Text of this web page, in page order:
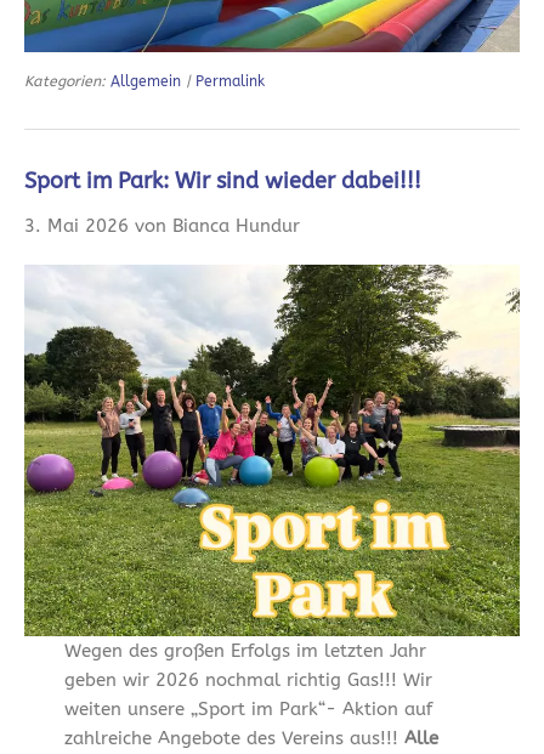
Kategorien: Allgemein | Permalink
Sport im Park: Wir sind wieder dabei!!!
3. Mai 2026 von Bianca Hundur
Wegen des großen Erfolgs im letzten Jahr
geben wir 2026 nochmal richtig Gas!!! Wir
weiten unsere „Sport im Park“- Aktion auf
zahlreiche Angebote des Vereins aus!!! Alle